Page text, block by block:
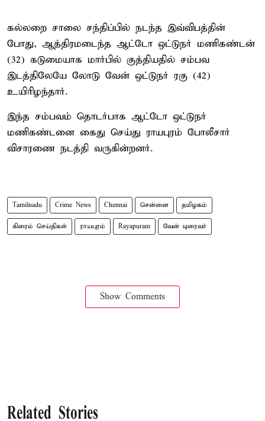
கல்லறை சாலை சந்திப்பில் நடந்த இவ்விபத்தின்
போது, ஆத்திரமடைந்த ஆட்டோ ஒட்டுநர் மணிகண்டன்
(32) கடுமையாக மார்பில் குத்தியதில் சம்பவ
இடத்திலேயே லோடு வேன் ஒட்டுநர் ரகு (42)
உயிரிழந்தார்.
இந்த சம்பவம் தொடர்பாக ஆட்டோ ஒட்டுநர்
மணிகண்டனை கைது செய்து ராயபுரம் போலீசார்
விசாரணை நடத்தி வருகின்றனர்.
Tamilnadu Crime News Chennai சென்னை தமிழகம்
கிரைம் செய்திகள் ராயபுரம் Rayapuram வேன் டிரைவர்
Show Comments
Related Stories